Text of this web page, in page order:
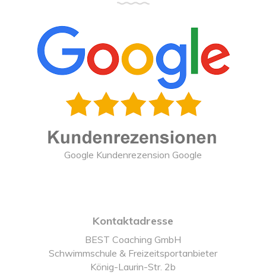
Google Kundenrezension Google
Kontaktadresse
BEST Coaching GmbH
Schwimmschule & Freizeitsportanbieter
König-Laurin-Str. 2b